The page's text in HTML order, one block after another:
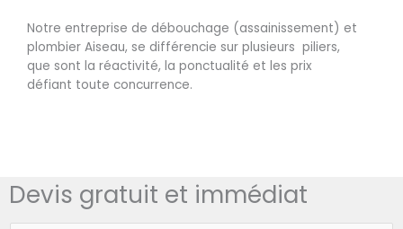
Notre entreprise de débouchage (assainissement) et
plombier Aiseau, se différencie sur plusieurs piliers,
que sont la réactivité, la ponctualité et les prix
défiant toute concurrence.
Devis gratuit et immédiat